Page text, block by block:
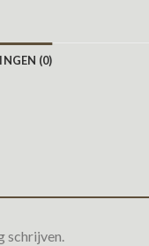
(0)
schrijven.